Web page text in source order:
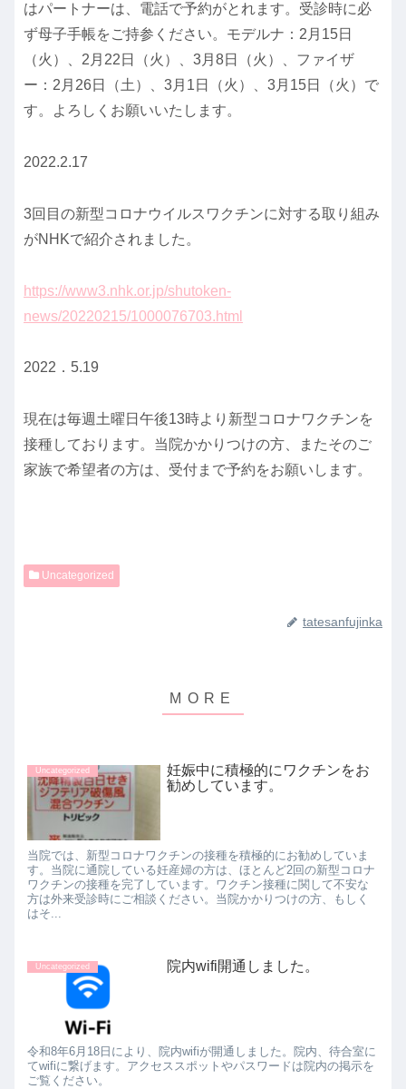
はパートナーは、電話で予約がとれます。受診時に必
ず母子手帳をご持参ください。モデルナ：2月15日
（火）、2月22日（火）、3月8日（火）、ファイザ
ー：2月26日（土）、3月1日（火）、3月15日（火）で
す。よろしくお願いいたします。
2022.2.17
3回目の新型コロナウイルスワクチンに対する取り組み
がNHKで紹介されました。
https://www3.nhk.or.jp/shutoken-
news/20220215/1000076703.html
2022．5.19
現在は毎週土曜日午後13時より新型コロナワクチンを
接種しております。当院かかりつけの方、またそのご
家族で希望者の方は、受付まで予約をお願いします。
Uncategorized
tatesanfujinka
Uncategorized
妊娠中に積極的にワクチンをお
勧めしています。
当院では、新型コロナワクチンの接種を積極的にお勧めしていま
す。当院に通院している妊産婦の方は、ほとんど2回の新型コロナ
ワクチンの接種を完了しています。ワクチン接種に関して不安な
方は外来受診時にご相談ください。当院かかりつけの方、もしく
はそ...
Uncategorized 院内wifi開通しました。
令和8年6月18日により、院内wifiが開通しました。院内、待合室に
てwifiに繋げます。アクセススポットやパスワードは院内の掲示を
ご覧ください。